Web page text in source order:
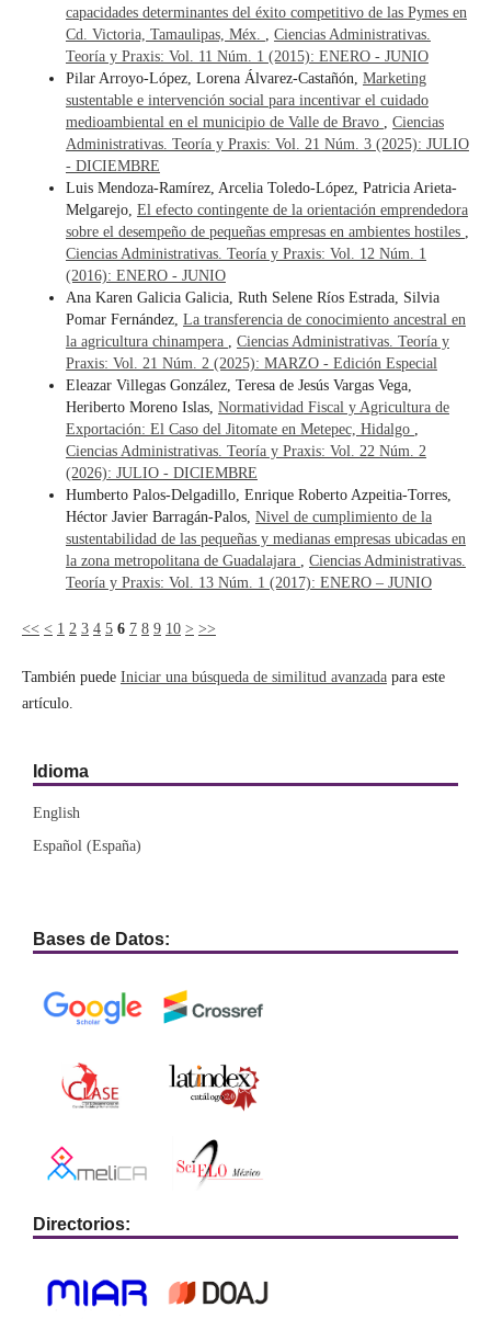
capacidades determinantes del éxito competitivo de las Pymes en
Cd. Victoria, Tamaulipas, Méx. , Ciencias Administrativas.
Teoría y Praxis: Vol. 11 Núm. 1 (2015): ENERO - JUNIO
Pilar Arroyo-López, Lorena Álvarez-Castañón, Marketing
sustentable e intervención social para incentivar el cuidado
medioambiental en el municipio de Valle de Bravo , Ciencias
Administrativas. Teoría y Praxis: Vol. 21 Núm. 3 (2025): JULIO
- DICIEMBRE
Luis Mendoza-Ramírez, Arcelia Toledo-López, Patricia Arieta-
Melgarejo, El efecto contingente de la orientación emprendedora
sobre el desempeño de pequeñas empresas en ambientes hostiles ,
Ciencias Administrativas. Teoría y Praxis: Vol. 12 Núm. 1
(2016): ENERO - JUNIO
Ana Karen Galicia Galicia, Ruth Selene Ríos Estrada, Silvia
Pomar Fernández, La transferencia de conocimiento ancestral en
la agricultura chinampera , Ciencias Administrativas. Teoría y
Praxis: Vol. 21 Núm. 2 (2025): MARZO - Edición Especial
Eleazar Villegas González, Teresa de Jesús Vargas Vega,
Heriberto Moreno Islas, Normatividad Fiscal y Agricultura de
Exportación: El Caso del Jitomate en Metepec, Hidalgo ,
Ciencias Administrativas. Teoría y Praxis: Vol. 22 Núm. 2
(2026): JULIO - DICIEMBRE
Humberto Palos-Delgadillo, Enrique Roberto Azpeitia-Torres,
Héctor Javier Barragán-Palos, Nivel de cumplimiento de la
sustentabilidad de las pequeñas y medianas empresas ubicadas en
la zona metropolitana de Guadalajara , Ciencias Administrativas.
Teoría y Praxis: Vol. 13 Núm. 1 (2017): ENERO – JUNIO
<< < 1 2 3 4 5 6 7 8 9 10 > >>
También puede Iniciar una búsqueda de similitud avanzadapara este
artículo.
Idioma
English
Español (España)
Bases de Datos:
Directorios: